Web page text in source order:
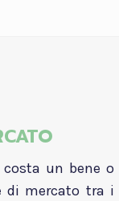
un bene o
di mercato tra i